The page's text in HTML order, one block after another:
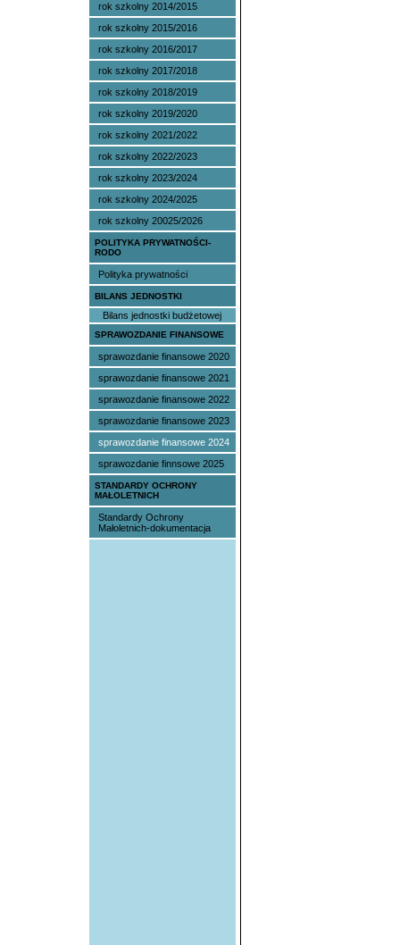
rok szkolny 2014/2015
rok szkolny 2015/2016
rok szkolny 2016/2017
rok szkolny 2017/2018
rok szkolny 2018/2019
rok szkolny 2019/2020
rok szkolny 2021/2022
rok szkolny 2022/2023
rok szkolny 2023/2024
rok szkolny 2024/2025
rok szkolny 20025/2026
POLITYKA PRYWATNOŚCI-
RODO
Polityka prywatności
BILANS JEDNOSTKI
Bilans jednostki budżetowej
SPRAWOZDANIE FINANSOWE
sprawozdanie finansowe 2020
sprawozdanie finansowe 2021
sprawozdanie finansowe 2022
sprawozdanie finansowe 2023
sprawozdanie finansowe 2024
sprawozdanie finnsowe 2025
STANDARDY OCHRONY
MAŁOLETNICH
Standardy Ochrony
Małoletnich-dokumentacja